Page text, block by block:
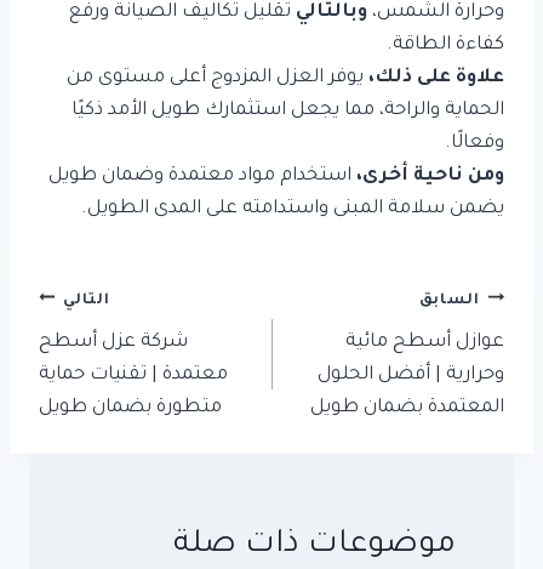
وحرارة الشمس، وبالتالي تقليل تكاليف الصيانة ورفع
كفاءة الطاقة.
علاوة على ذلك، يوفر العزل المزدوج أعلى مستوى من
الحماية والراحة، مما يجعل استثمارك طويل الأمد ذكيًا
وفعالًا.
ومن ناحية أخرى، استخدام مواد معتمدة وضمان طويل
يضمن سلامة المبنى واستدامته على المدى الطويل.
تصفّح
المقالات
السابق
عوازل أسطح مائية
وحرارية | أفضل الحلول
المعتمدة بضمان طويل
التالي
شركة عزل أسطح
معتمدة | تقنيات حماية
متطورة بضمان طويل
موضوعات ذات صلة